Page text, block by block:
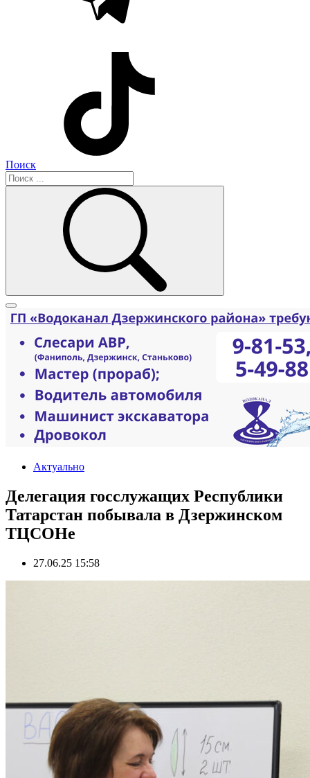
Поиск
Актуально
Делегация госслужащих Республики
Татарстан побывала в Дзержинском
ТЦСОНе
27.06.25 15:58